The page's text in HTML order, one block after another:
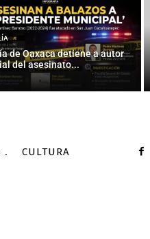
de Oaxaca detiene a autor
del asesinato...
CULTURA